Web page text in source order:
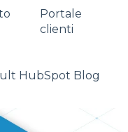
le traduzioni
Portale
clienti
HubSpot Blog